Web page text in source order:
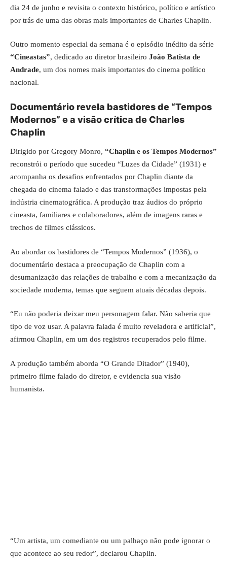
dia 24 de junho e revisita o contexto histórico, político e artístico
por trás de uma das obras mais importantes de Charles Chaplin.
Outro momento especial da semana é o episódio inédito da série
“Cineastas”, dedicado ao diretor brasileiro João Batista de
Andrade, um dos nomes mais importantes do cinema político
nacional.
Documentário revela bastidores de “Tempos
Modernos” e a visão crítica de Charles
Chaplin
Dirigido por Gregory Monro, “Chaplin e os Tempos Modernos”
reconstrói o período que sucedeu “Luzes da Cidade” (1931) e
acompanha os desafios enfrentados por Chaplin diante da
chegada do cinema falado e das transformações impostas pela
indústria cinematográfica. A produção traz áudios do próprio
cineasta, familiares e colaboradores, além de imagens raras e
trechos de filmes clássicos.
Ao abordar os bastidores de “Tempos Modernos” (1936), o
documentário destaca a preocupação de Chaplin com a
desumanização das relações de trabalho e com a mecanização da
sociedade moderna, temas que seguem atuais décadas depois.
“Eu não poderia deixar meu personagem falar. Não saberia que
tipo de voz usar. A palavra falada é muito reveladora e artificial”,
afirmou Chaplin, em um dos registros recuperados pelo filme.
A produção também aborda “O Grande Ditador” (1940),
primeiro filme falado do diretor, e evidencia sua visão
humanista.
“Um artista, um comediante ou um palhaço não pode ignorar o
que acontece ao seu redor”, declarou Chaplin.